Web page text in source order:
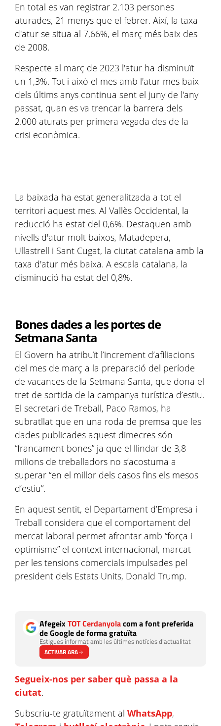
En total es van registrar 2.103 persones
aturades, 21 menys que el febrer. Així, la taxa
d'atur se situa al 7,66%, el març més baix des
de 2008.
Respecte al març de 2023 l'atur ha disminuït
un 1,3%. Tot i això el mes amb l'atur mes baix
dels últims anys continua sent el juny de l'any
passat, quan es va trencar la barrera dels
2.000 aturats per primera vegada des de la
crisi econòmica.
La baixada ha estat generalitzada a tot el
territori aquest mes. Al Vallès Occidental, la
reducció ha estat del 0,6%. Destaquen amb
nivells d'atur molt baixos, Matadepera,
Ullastrell i Sant Cugat, la ciutat catalana amb la
taxa d'atur més baixa. A escala catalana, la
disminució ha estat del 0,8%.
Bones dades a les portes de
Setmana Santa
El Govern ha atribuït l’increment d’afiliacions
del mes de març a la preparació del període
de vacances de la Setmana Santa, que dona el
tret de sortida de la campanya turística d’estiu.
El secretari de Treball, Paco Ramos, ha
subratllat que en una roda de premsa que les
dades publicades aquest dimecres són
“francament bones” ja que el llindar de 3,8
milions de treballadors no s’acostuma a
superar “en el millor dels casos fins els mesos
d’estiu”.
En aquest sentit, el Departament d’Empresa i
Treball considera que el comportament del
mercat laboral permet afrontar amb “força i
optimisme” el context internacional, marcat
per les tensions comercials impulsades pel
president dels Estats Units, Donald Trump.
AfegeixTOT Cerdanyolacom a font preferida
de Google de forma gratuïta
Estigues informat amb les últimes notícies d'actualitat
ACTIVAR ARA
Segueix-nos per saber què passa a la
ciutat.
Subscriu-te gratuïtament al WhatsApp,